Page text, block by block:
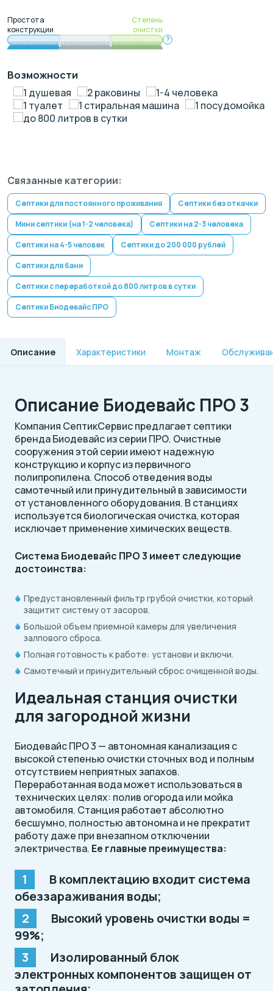
Простота
конструкции
Степень
очистки
?
Возможности
1 душевая
2 раковины
1-4 человека
1 туалет
1 стиральная машина
1 посудомойка
до 800 литров в сутки
Связанные категории:
Септики для постоянного проживания
Септики без откачки
Мини септики (на 1-2 человека)
Септики на 2-3 человека
Септики на 4-5 человек
Септики до 200 000 рублей
Септики для бани
Септики с переработкой до 800 литров в сутки
Септики Биодевайс ПРО
Описание Характеристики Монтаж
Описание Биодевайс ПРО 3
Компания СептикСервис предлагает септики
бренда Биодевайс из серии ПРО. Очистные
сооружения этой серии имеют надежную
конструкцию и корпус из первичного
полипропилена. Способ отведения воды
самотечный или принудительный в зависимости
от установленного оборудования. В станциях
используется биологическая очистка, которая
исключает применение химических веществ.
Система Биодевайс ПРО 3 имеет следующие
достоинства:
Предустановленный фильтр грубой очистки, который
защитит систему от засоров.
Большой объем приемной камеры для увеличения
залпового сброса.
Полная готовность к работе: установи и включи.
Самотечный и принудительный сброс очищенной воды.
Идеальная станция очистки
для загородной жизни
Биодевайс ПРО 3 — автономная канализация с
высокой степенью очистки сточных вод и полным
отсутствием неприятных запахов.
Переработанная вода может использоваться в
технических целях: полив огорода или мойка
автомобиля. Станция работает абсолютно
бесшумно, полностью автономна и не прекратит
работу даже при внезапном отключении
электричества. Ее главные преимущества:
В комплектацию входит система
обеззараживания воды;
Высокий уровень очистки воды =
99%;
Изолированный блок
электронных компонентов защищен от